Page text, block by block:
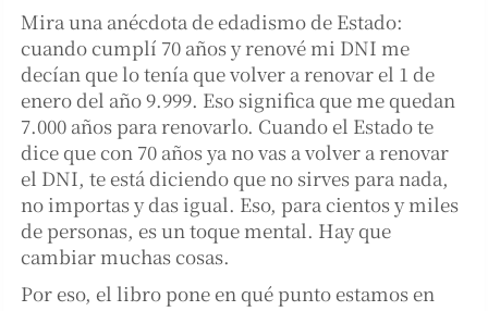
Mira una anécdota de edadismo de Estado:
cuando cumplí 70 años y renové mi DNI me
decían que lo tenía que volver a renovar el 1 de
enero del año 9.999. Eso significa que me quedan
7.000 años para renovarlo. Cuando el Estado te
dice que con 70 años ya no vas a volver a renovar
el DNI, te está diciendo que no sirves para nada,
no importas y das igual. Eso, para cientos y miles
de personas, es un toque mental. Hay que
cambiar muchas cosas.
Por eso, el libro pone en qué punto estamos en